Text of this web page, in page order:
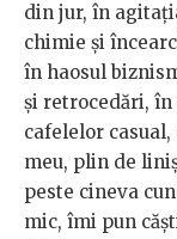
din jur, în
chimie și
în haosul
și retrocedări,
cafelelor
meu, plin de
peste cineva
mic, îmi pun